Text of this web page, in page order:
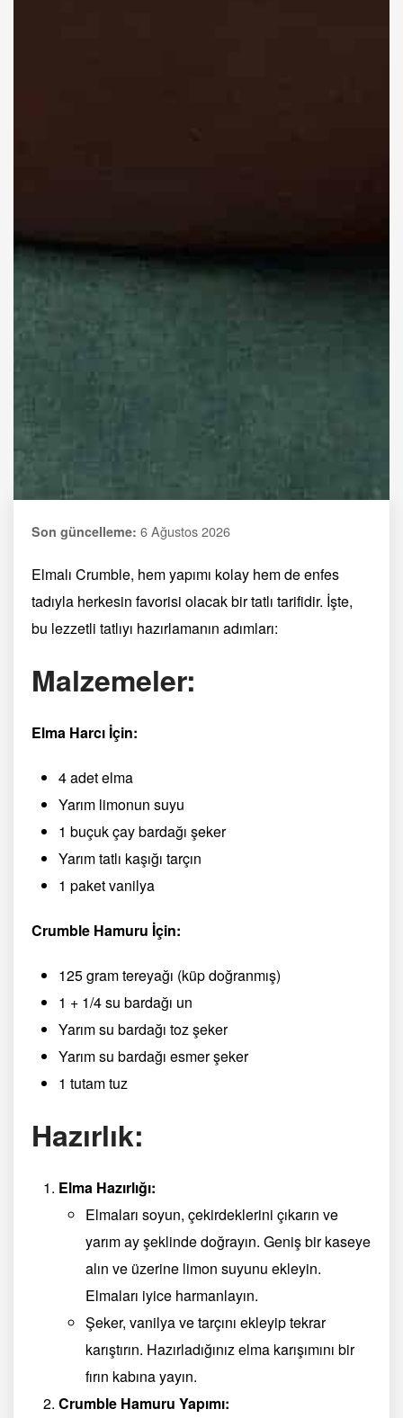
Son güncelleme: 6 Ağustos 2026
Elmalı Crumble, hem yapımı kolay hem de enfes
tadıyla herkesin favorisi olacak bir tatlı tarifidir. İşte,
bu lezzetli tatlıyı hazırlamanın adımları:
Malzemeler:
Elma Harcı İçin:
4 adet elma
Yarım limonun suyu
1 buçuk çay bardağı şeker
Yarım tatlı kaşığı tarçın
1 paket vanilya
Crumble Hamuru İçin:
125 gram tereyağı (küp doğranmış)
1 + 1/4 su bardağı un
Yarım su bardağı toz şeker
Yarım su bardağı esmer şeker
1 tutam tuz
Hazırlık:
Elma Hazırlığı:
Elmaları soyun, çekirdeklerini çıkarın ve
yarım ay şeklinde doğrayın. Geniş bir kaseye
alın ve üzerine limon suyunu ekleyin.
Elmaları iyice harmanlayın.
Şeker, vanilya ve tarçını ekleyip tekrar
karıştırın. Hazırladığınız elma karışımını bir
fırın kabına yayın.
Crumble Hamuru Yapımı: